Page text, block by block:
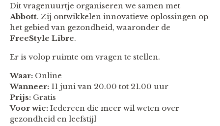
Dit vragenuurtje organiseren we samen met
Abbott. Zij ontwikkelen innovatieve oplossingen op
het gebied van gezondheid, waaronder de
FreeStyle Libre.
Er is volop ruimte om vragen te stellen.
Waar: Online
Wanneer: 11 juni van 20.00 tot 21.00 uur
Prijs: Gratis
Voor wie: Iedereen die meer wil weten over
gezondheid en leefstijl